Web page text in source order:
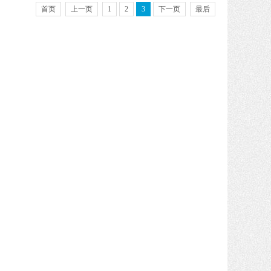
首页 上一页 1 2 3 下一页 最后